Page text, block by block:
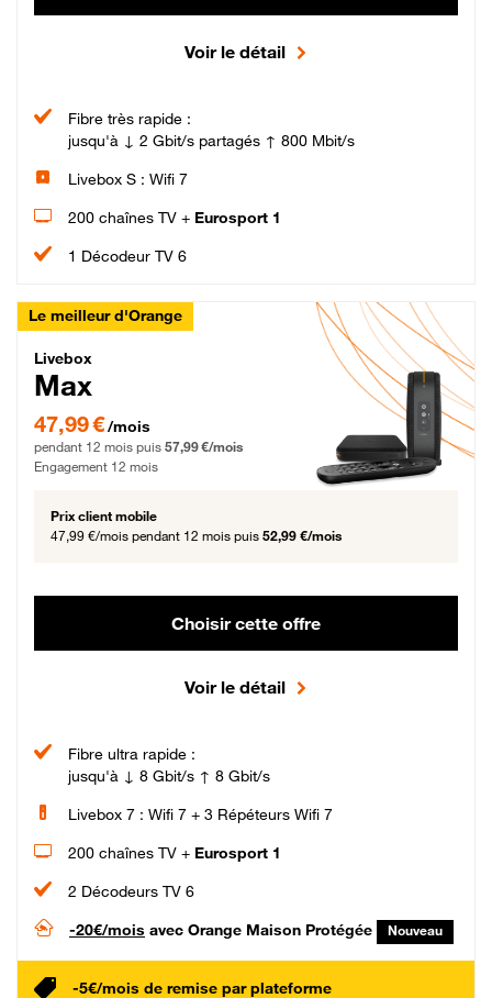
Voir le détail
Fibre très rapide :
jusqu'à ↓ 2 Gbit/s partagés ↑ 800 Mbit/s
Livebox S : Wifi 7
200 chaînes TV + Eurosport 1
1 Décodeur TV 6
Le meilleur d'Orange
Livebox Max Fibre
Livebox
Max
47,99 € par mois pendant 12 mois puis 57,99 € par mois, Engagement 12 mois
47,99 €/mois
pendant 12 mois puis 57,99 €/mois
Engagement 12 mois
Prix client mobile
47,99 €/mois pendant 12 mois puis 52,99 €/mois
Choisir cette offre
Voir le détail
Fibre ultra rapide :
jusqu'à ↓ 8 Gbit/s ↑ 8 Gbit/s
Livebox 7 : Wifi 7 + 3 Répéteurs Wifi 7
200 chaînes TV + Eurosport 1
2 Décodeurs TV 6
-20€/mois avec Orange Maison Protégée Nouveau
-5€/mois de remise par plateforme